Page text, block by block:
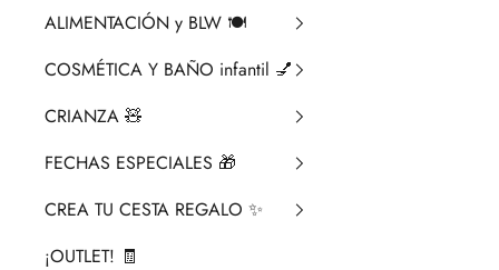
ALIMENTACIÓN y BLW 🍽️
COSMÉTICA Y BAÑO infantil 💅
CRIANZA ​🧸​
FECHAS ESPECIALES 🎁
CREA TU CESTA REGALO ✨
¡OUTLET! 🧾